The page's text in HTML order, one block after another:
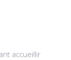
accueillir